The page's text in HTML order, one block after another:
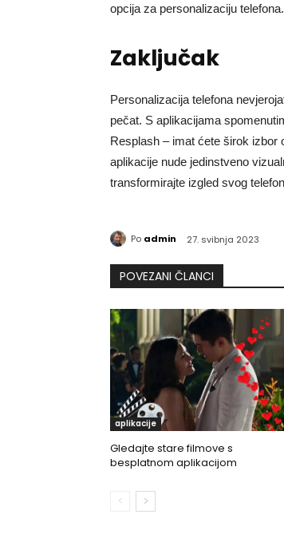
opcija za personalizaciju telefona.
Zaključak
Personalizacija telefona
pečat. S aplikacijama
Resplash – imat ćete širok izbor
aplikacije nude jedinstveno
transformirajte izgled svog
Po admin 27. svibnja 2023
POVEZANI ČLANCI
aplikacije
Gledajte stare filmove s
besplatnom aplikacijom